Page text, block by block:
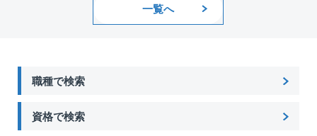
一覧へ
職種で検索
資格で検索